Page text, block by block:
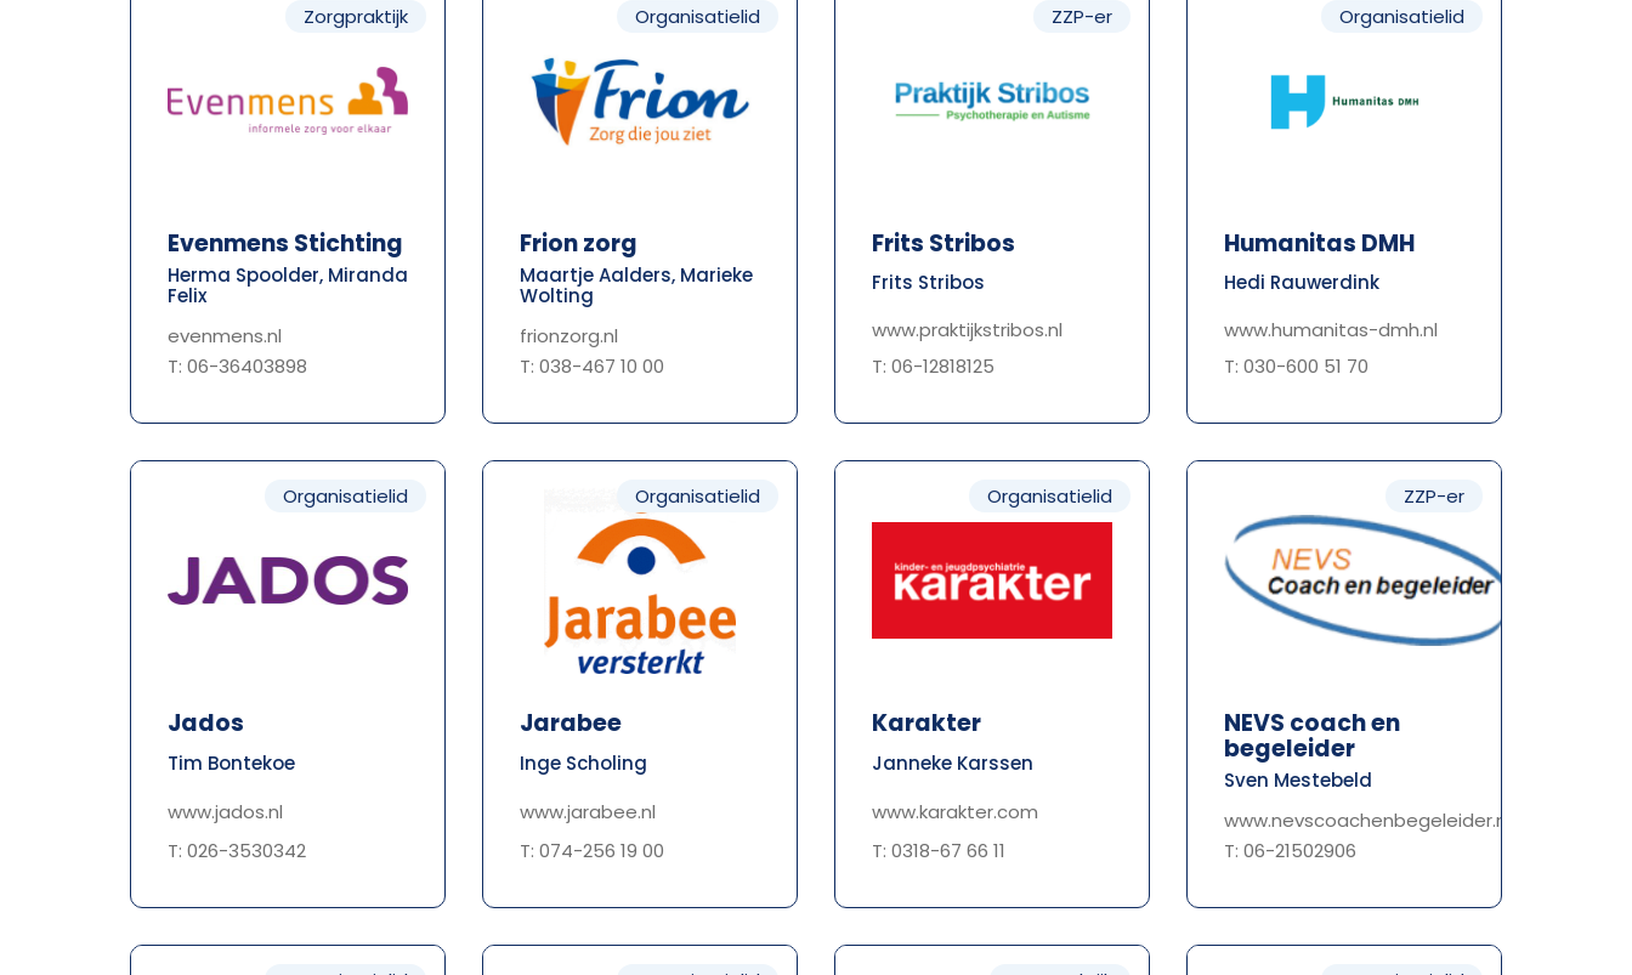
Zorgpraktijk
Evenmens Stichting
Herma Spoolder, Miranda
Felix
evenmens.nl
T: 06-36403898
Organisatielid
Frion zorg
Maartje Aalders, Marieke
Wolting
frionzorg.nl
T: 038-467 10 00
ZZP-er
Frits Stribos
Frits Stribos
www.praktijkstribos.nl
T: 06-12818125
Organisatielid
Humanitas DMH
Hedi Rauwerdink
www.humanitas-dmh.nl
T: 030-600 51 70
Organisatielid
Jados
Tim Bontekoe
www.jados.nl
T: 026-3530342
Organisatielid
Jarabee
Inge Scholing
www.jarabee.nl
T: 074-256 19 00
Organisatielid
Karakter
Janneke Karssen
www.karakter.com
T: 0318-67 66 11
ZZP-er
NEVS coach en
begeleider
Sven Mestebeld
www.nevscoachenbegeleider.nl
T: 06-21502906